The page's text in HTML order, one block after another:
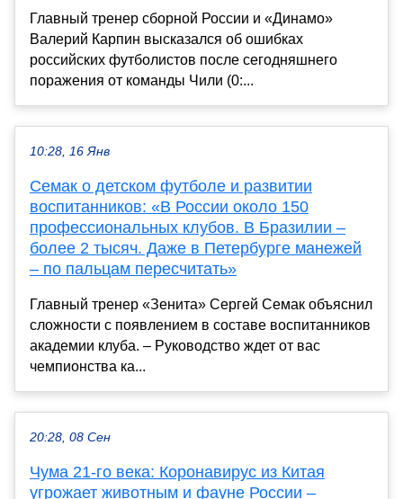
Главный тренер сборной России и «Динамо»
Валерий Карпин высказался об ошибках
российских футболистов после сегодняшнего
поражения от команды Чили (0:...
10:28, 16 Янв
Семак о детском футболе и развитии
воспитанников: «В России около 150
профессиональных клубов. В Бразилии –
более 2 тысяч. Даже в Петербурге манежей
– по пальцам пересчитать»
Главный тренер «Зенита» Сергей Семак объяснил
сложности с появлением в составе воспитанников
академии клуба. – Руководство ждет от вас
чемпионства ка...
20:28, 08 Сен
Чума 21-го века: Коронавирус из Китая
угрожает животным и фауне России –